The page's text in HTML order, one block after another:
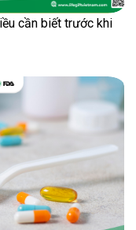
cần biết trước khi